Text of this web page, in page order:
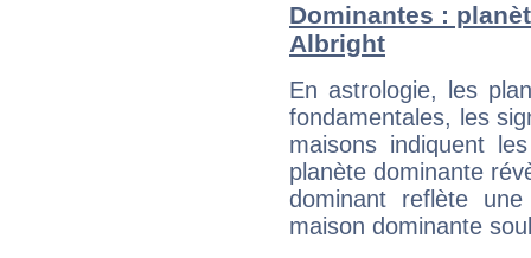
Dominantes :
Albright
En astrologie, les
fondamentales, les
maisons indiquent
planète dominante
dominant reflète
maison dominante